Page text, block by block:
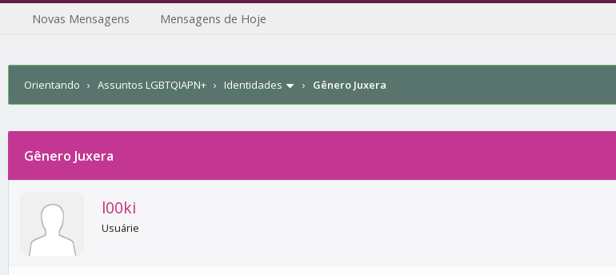
Novas Mensagens Mensagens de Hoje
Orientando › Assuntos LGBTQIAPN+ › Identidades › Gênero Juxera
Gênero Juxera
l00ki
Usuárie